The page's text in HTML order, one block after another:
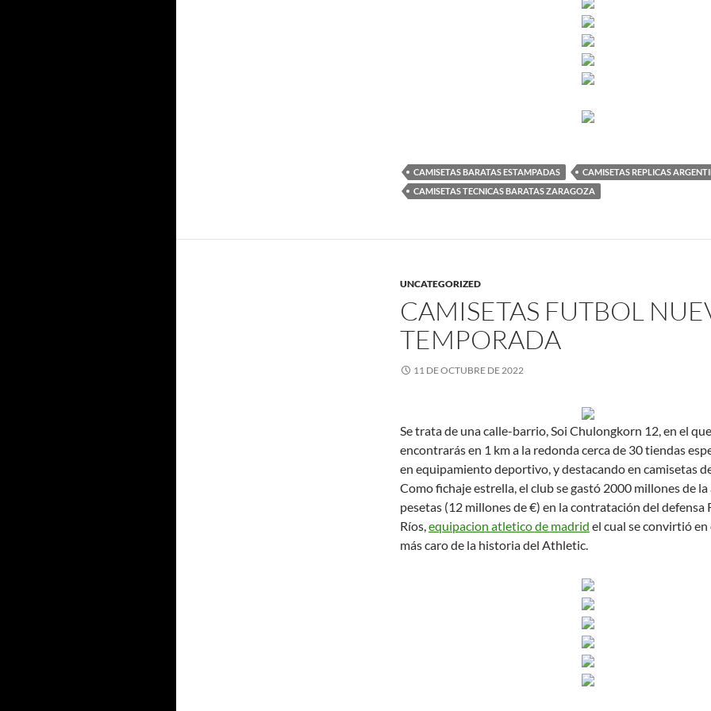
CAMISETAS BARATAS ESTAMPADAS
CAMISETAS REPLICAS
CAMISETAS TECNICAS BARATAS ZARAGOZA
UNCATEGORIZED
CAMISETAS FUTBOL
TEMPORADA
11 DE OCTUBRE DE 2022
Se trata de una calle-barrio, Soi Chulongkorn 12, en el que
encontrarás en 1 km a la redonda cerca de 30 tiendas
en equipamiento deportivo, y destacando en camisetas
Como fichaje estrella, el club se gastó 2000 millones de
pesetas (12 millones de €) en la contratación del defensa
Ríos,equipacion atletico de madrid el cual se convirtió en
más caro de la historia del Athletic.